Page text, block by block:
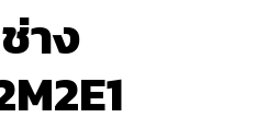
าง